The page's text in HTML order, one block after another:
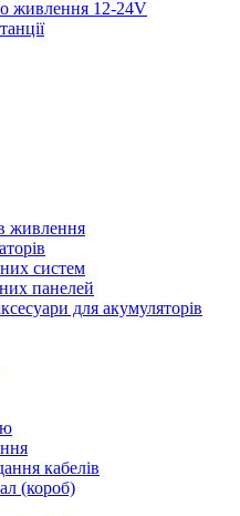
живлення 12-24V
живлення
систем
панелей
для акумуляторів
кабелів
(короб)